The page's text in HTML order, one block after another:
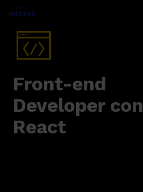
Skip
main
content
Front-end
Developer con
React